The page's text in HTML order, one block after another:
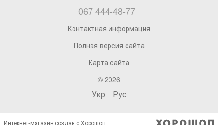
067 444-48-77
Контактная информация
Полная версия сайта
Карта сайта
© 2026
Укр Рус
Интернет-магазин создан с Хорошоп